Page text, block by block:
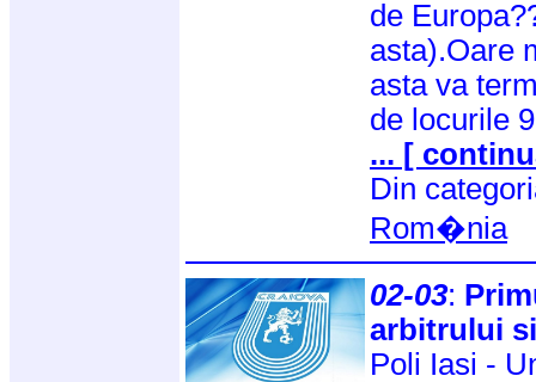
de
asta).Oare
asta va
de locurile
... [
Din
Rom�nia
02-03:
arbitrului
Poli Iasi -